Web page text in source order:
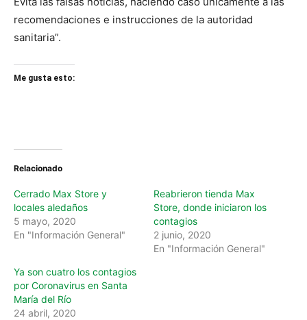
recomendaciones e instrucciones de la autoridad
sanitaria”.
Me gusta esto:
Relacionado
Cerrado Max Store y
locales aledaños
5 mayo, 2020
En "Información General"
Reabrieron tienda Max
Store, donde iniciaron los
contagios
2 junio, 2020
En "Información General"
Ya son cuatro los contagios
por Coronavirus en Santa
María del Río
24 abril, 2020